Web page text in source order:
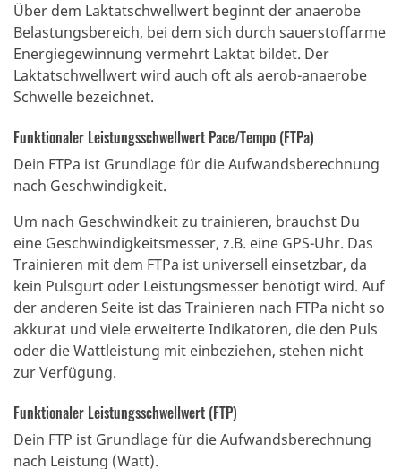
Über dem Laktatschwellwert beginnt der anaerobe
Belastungsbereich, bei dem sich durch sauerstoffarme
Energiegewinnung vermehrt Laktat bildet. Der
Laktatschwellwert wird auch oft als aerob-anaerobe
Schwelle bezeichnet.
Funktionaler Leistungsschwellwert Pace/Tempo (FTPa)
Dein FTPa ist Grundlage für die Aufwandsberechnung
nach Geschwindigkeit.
Um nach Geschwindkeit zu trainieren, brauchst Du
eine Geschwindigkeitsmesser, z.B. eine GPS-Uhr. Das
Trainieren mit dem FTPa ist universell einsetzbar, da
kein Pulsgurt oder Leistungsmesser benötigt wird. Auf
der anderen Seite ist das Trainieren nach FTPa nicht so
akkurat und viele erweiterte Indikatoren, die den Puls
oder die Wattleistung mit einbeziehen, stehen nicht
zur Verfügung.
Funktionaler Leistungsschwellwert (FTP)
Dein FTP ist Grundlage für die Aufwandsberechnung
nach Leistung (Watt).